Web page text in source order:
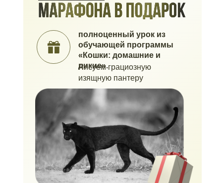
полноценный урок из
обучающей программы
«Кошки: домашние и
дикие».
Рисуем грациозную
изящную пантеру